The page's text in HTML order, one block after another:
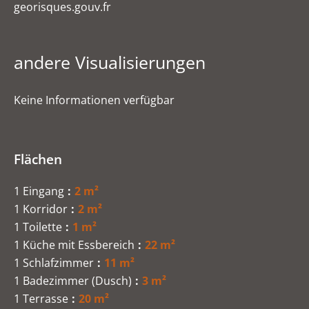
georisques.gouv.fr
andere Visualisierungen
Keine Informationen verfügbar
Flächen
1 Eingang
2 m²
1 Korridor
2 m²
1 Toilette
1 m²
1 Küche mit Essbereich
22 m²
1 Schlafzimmer
11 m²
1 Badezimmer (Dusch)
3 m²
1 Terrasse
20 m²